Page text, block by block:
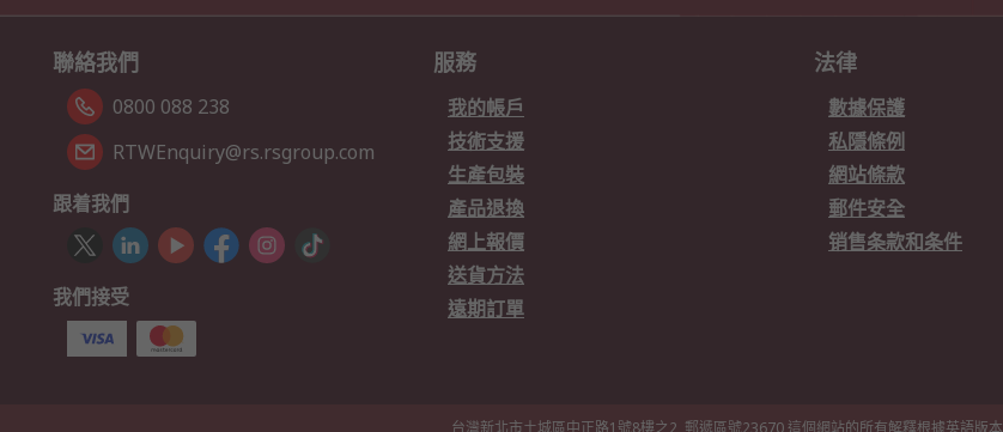
聯絡我們
0800 088 238
RTWEnquiry@rs.rsgroup.com
跟着我們
我們接受
服務
我的帳戶
技術支援
生產包裝
產品退換
網上報價
送貨方法
遠期訂單
法律
數據保護
私隱條例
網站條款
郵件安全
销售条款和条件